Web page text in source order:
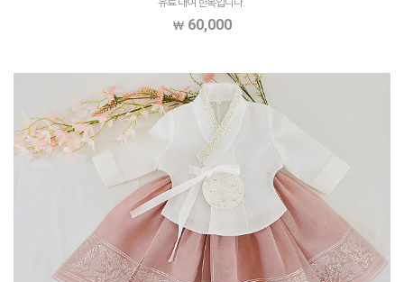
유료 대여 한복입니다.
60,000